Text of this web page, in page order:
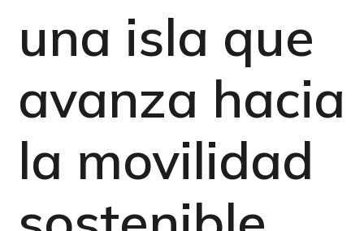
una isla que
avanza hacia
la movilidad